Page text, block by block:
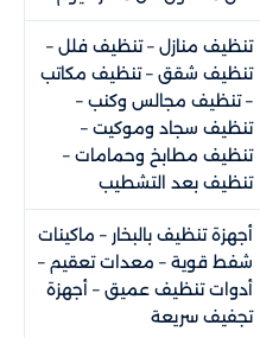
تنظيف منازل – تنظيف فلل –
تنظيف شقق – تنظيف مكاتب
– تنظيف مجالس وكنب –
تنظيف سجاد وموكيت –
تنظيف مطابخ وحمامات –
تنظيف بعد التشطيب
أجهزة تنظيف بالبخار – ماكينات
شفط قوية – معدات تعقيم –
أدوات تنظيف عميق – أجهزة
تجفيف سريعة